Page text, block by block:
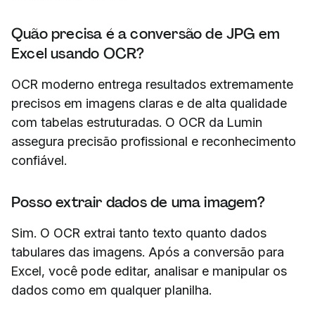
Quão precisa é a conversão de JPG em
Excel usando OCR?
OCR moderno entrega resultados extremamente
precisos em imagens claras e de alta qualidade
com tabelas estruturadas. O OCR da Lumin
assegura precisão profissional e reconhecimento
confiável.
Posso extrair dados de uma imagem?
Sim. O OCR extrai tanto texto quanto dados
tabulares das imagens. Após a conversão para
Excel, você pode editar, analisar e manipular os
dados como em qualquer planilha.